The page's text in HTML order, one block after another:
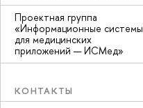
Проектная группа
«Информационные системы
для медицинских
приложений — ИСМед»
КОНТАКТЫ